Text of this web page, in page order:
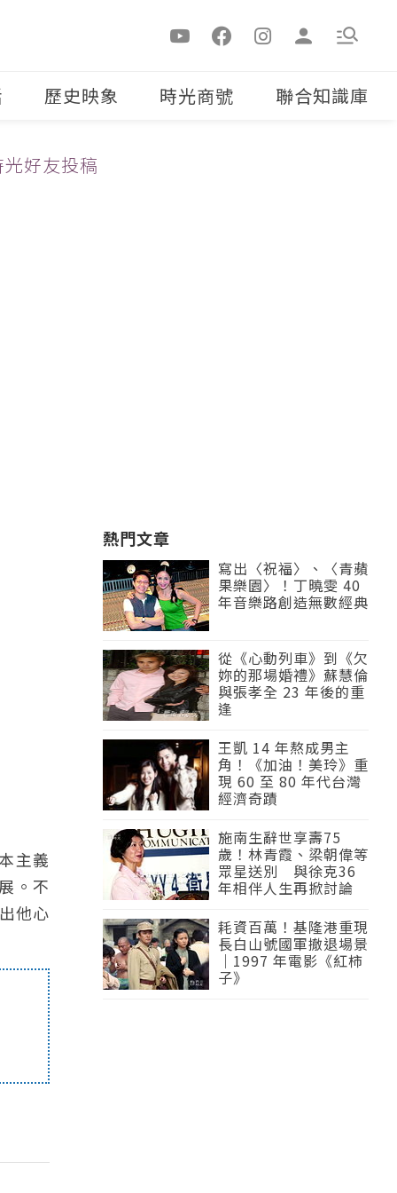
歷史映象 時光商號 聯合知識庫
光好友投稿
主義
。不
他心
熱門文章
寫出〈祝福〉、〈青蘋
果樂園〉！丁曉雯 40
年音樂路創造無數經典
從《心動列車》到《欠
妳的那場婚禮》蘇慧倫
與張孝全 23 年後的重
逢
王凱 14 年熬成男主
角！《加油！美玲》重
現 60 至 80 年代台灣
經濟奇蹟
施南生辭世享壽75
歲！林青霞、梁朝偉等
眾星送別 與徐克36
年相伴人生再掀討論
耗資百萬！基隆港重現
長白山號國軍撤退場景
｜1997 年電影《紅柿
子》